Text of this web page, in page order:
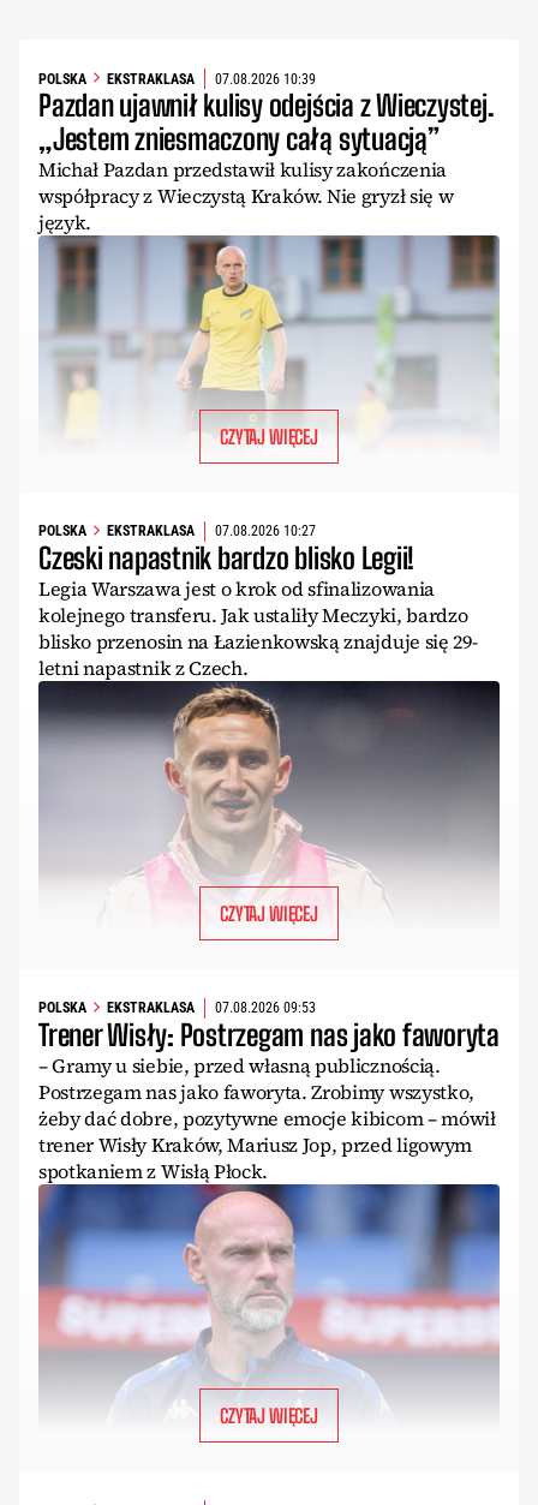
POLSKA EKSTRAKLASA 07.08.2026 10:39
Pazdan ujawnił kulisy odejścia z Wieczystej.
„Jestem zniesmaczony całą sytuacją”
Michał Pazdan przedstawił kulisy zakończenia
współpracy z Wieczystą Kraków. Nie gryzł się w
język.
CZYTAJ WIĘCEJ
POLSKA EKSTRAKLASA 07.08.2026 10:27
Czeski napastnik bardzo blisko Legii!
Legia Warszawa jest o krok od sfinalizowania
kolejnego transferu. Jak ustaliły Meczyki, bardzo
blisko przenosin na Łazienkowską znajduje się 29-
letni napastnik z Czech.
CZYTAJ WIĘCEJ
POLSKA EKSTRAKLASA 07.08.2026 09:53
Trener Wisły: Postrzegam nas jako faworyta
– Gramy u siebie, przed własną publicznością.
Postrzegam nas jako faworyta. Zrobimy wszystko,
żeby dać dobre, pozytywne emocje kibicom – mówił
trener Wisły Kraków, Mariusz Jop, przed ligowym
spotkaniem z Wisłą Płock.
CZYTAJ WIĘCEJ